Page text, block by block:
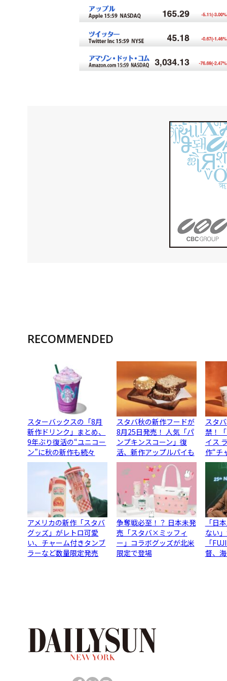
RECOMMENDED
スターバックスの「8月
新作ドリンク」まとめ、
9年ぶり復活の“ユニコー
ン”に秋の新作も続々
スタバ秋の新作フードが
8月25日発売！ 人気「パ
ンプキンスコーン」復
活、新作アップルパイも
スタ
禁！
イス
作“チ
アメリカの新作「スタバ
グッズ」がレトロ可愛
い、チャーム付きタンブ
ラーなど数量限定発売
争奪戦必至！？ 日本未発
売「スタバ×ミッフィ
ー」コラボグッズが北米
限定で登場
「日
ない
「
督、